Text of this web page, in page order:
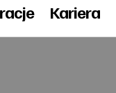
Kariera